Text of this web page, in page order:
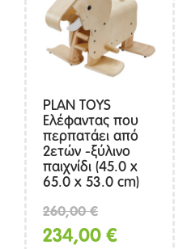
PLAN TOYS
Ελέφαντας που
περπατάει από
2ετών -ξύλινο
παιχνίδι (45.0 x
65.0 x 53.0 cm)
260,00€
price
234,00€